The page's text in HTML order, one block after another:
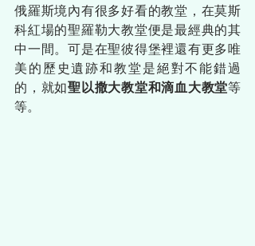
俄羅斯境內有很多好看的教堂，在莫斯
科紅場的聖羅勒大教堂便是最經典的其
中一間。可是在聖彼得堡裡還有更多唯
美的歷史遺跡和教堂是絕對不能錯過
的，就如聖以撒大教堂和滴血大教堂等
等。